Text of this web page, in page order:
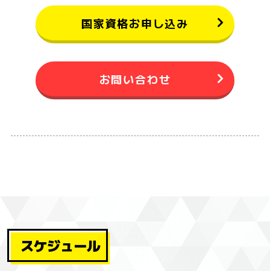
国家資格お申し込み
お問い合わせ
スケジュール